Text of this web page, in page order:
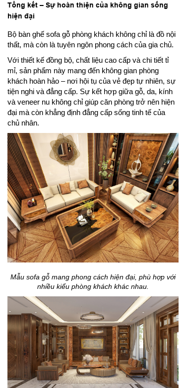
Tổng kết – Sự hoàn thiện của không gian sống
hiện đại
Bộ bàn ghế sofa gỗ phòng khách không chỉ là đồ nội
thất, mà còn là tuyên ngôn phong cách của gia chủ.
Với thiết kế đồng bộ, chất liệu cao cấp và chi tiết tỉ
mỉ, sản phẩm này mang đến không gian phòng
khách hoàn hảo – nơi hội tụ của vẻ đẹp tự nhiên, sự
tiện nghi và đẳng cấp. Sự kết hợp giữa gỗ, da, kính
và veneer nu không chỉ giúp căn phòng trở nên hiện
đại mà còn khẳng định đẳng cấp sống tinh tế của
chủ nhân.
Mẫu sofa gỗ mang phong cách hiện đại, phù hợp với
nhiều kiểu phòng khách khác nhau.